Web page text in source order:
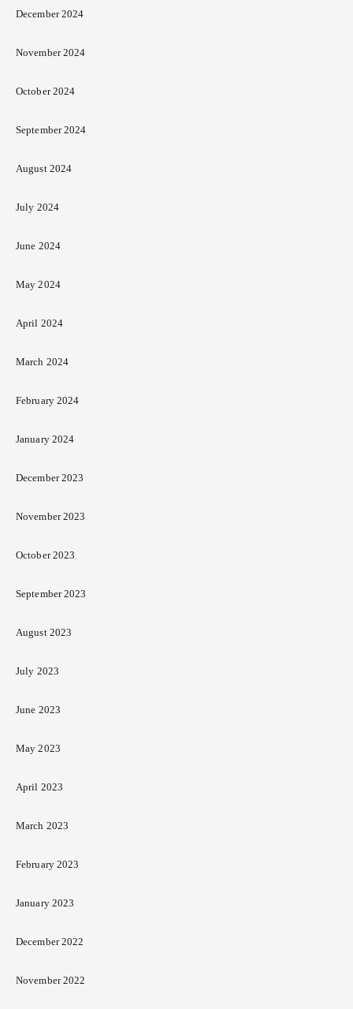
December 2024
November 2024
October 2024
September 2024
August 2024
July 2024
June 2024
May 2024
April 2024
March 2024
February 2024
January 2024
December 2023
November 2023
October 2023
September 2023
August 2023
July 2023
June 2023
May 2023
April 2023
March 2023
February 2023
January 2023
December 2022
November 2022